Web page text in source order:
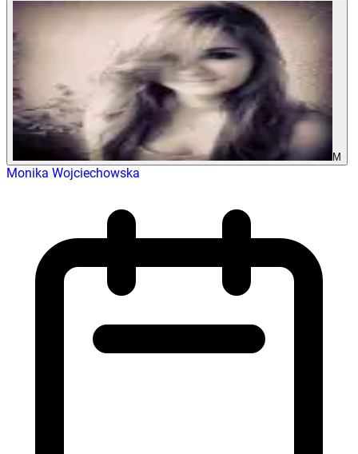
M
Monika Wojciechowska